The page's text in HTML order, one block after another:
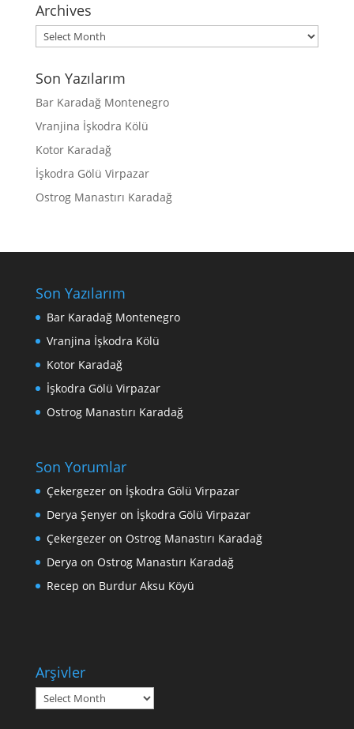
Archives
Archives
Son Yazılarım
Bar Karadağ Montenegro
Vranjina İşkodra Kölü
Kotor Karadağ
İşkodra Gölü Virpazar
Ostrog Manastırı Karadağ
Son Yazılarım
Bar Karadağ Montenegro
Vranjina İşkodra Kölü
Kotor Karadağ
İşkodra Gölü Virpazar
Ostrog Manastırı Karadağ
Son Yorumlar
Çekergezeron İşkodra Gölü Virpazar
Derya Şenyeron İşkodra Gölü Virpazar
Çekergezeron Ostrog Manastırı Karadağ
Derya on Ostrog Manastırı Karadağ
Recep on Burdur Aksu Köyü
Arşivler
Arşivler